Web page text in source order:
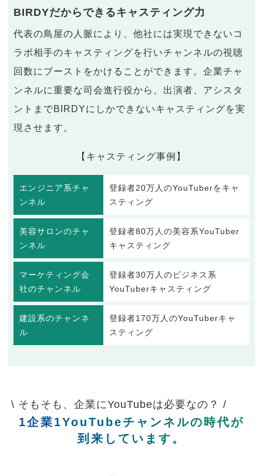
BIRDYだからできるキャスティング力
代表の鳥屋の人脈により、他社には実現できないコ
ラボ相手のキャスティングを行いチャンネルの視聴
回数にブーストをかけることができます。企業チャ
ンネルに重要な司会進行役から、出演者、アシスタ
ントまでBIRDYにしかできないキャスティングを実
現させます。
【キャスティング事例】
エンジニア系チャ
ンネル
登録者20万人のYouTuberをキャ
スティング
美容サロンのチャ
ンネル
登録者80万人の美容系YouTuber
キャスティング
マーケティング会
社のチャンネル
登録者30万人のビジネス系
YouTuberキャスティング
建設系のチャンネ
ル
登録者170万人のYouTuberキャ
スティング
\ そもそも、企業にYouTubeは必要なの？ /
1企業1YouTubeチャンネルの時代が
到来しています。